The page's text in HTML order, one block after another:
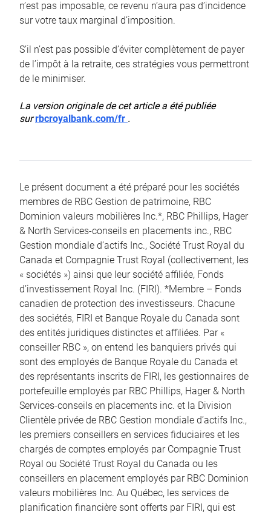
n’est pas imposable, ce revenu n’aura pas d’incidence
sur votre taux marginal d’imposition.
S’il n’est pas possible d’éviter complètement de payer
de l’impôt à la retraite, ces stratégies vous permettront
de le minimiser.
La version originale de cet article a été publiée
surrbcroyalbank.com/fr .
Le présent document a été préparé pour les sociétés
membres de RBC Gestion de patrimoine, RBC
Dominion valeurs mobilières Inc.*, RBC Phillips, Hager
& North Services-conseils en placements inc., RBC
Gestion mondiale d’actifs Inc., Société Trust Royal du
Canada et Compagnie Trust Royal (collectivement, les
« sociétés ») ainsi que leur société affiliée, Fonds
d’investissement Royal Inc. (FIRI). *Membre – Fonds
canadien de protection des investisseurs. Chacune
des sociétés, FIRI et Banque Royale du Canada sont
des entités juridiques distinctes et affiliées. Par «
conseiller RBC », on entend les banquiers privés qui
sont des employés de Banque Royale du Canada et
des représentants inscrits de FIRI, les gestionnaires de
portefeuille employés par RBC Phillips, Hager & North
Services-conseils en placements inc. et la Division
Clientèle privée de RBC Gestion mondiale d’actifs Inc.,
les premiers conseillers en services fiduciaires et les
chargés de comptes employés par Compagnie Trust
Royal ou Société Trust Royal du Canada ou les
conseillers en placement employés par RBC Dominion
valeurs mobilières Inc. Au Québec, les services de
planification financière sont offerts par FIRI, qui est